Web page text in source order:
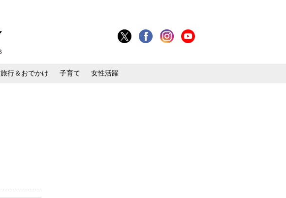
旅行＆おでかけ 子育て 女性活躍